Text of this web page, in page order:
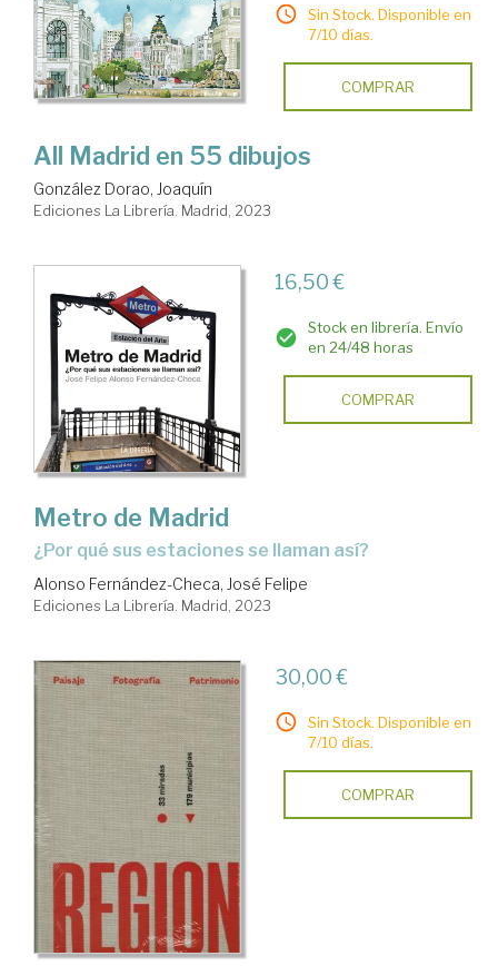
Sin Stock. Disponible en
7/10 días.
COMPRAR
All Madrid en 55 dibujos
González Dorao, Joaquín
Ediciones La Librería. Madrid, 2023
16,50 €
Stock en librería. Envío
en 24/48 horas
COMPRAR
Metro de Madrid
¿Por qué sus estaciones se llaman así?
Alonso Fernández-Checa, José Felipe
Ediciones La Librería. Madrid, 2023
30,00 €
Sin Stock. Disponible en
7/10 días.
COMPRAR